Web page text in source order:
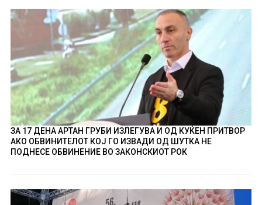
ЗА 17 ДЕНА АРТАН ГРУБИ ИЗЛЕГУВА И ОД КУЌЕН ПРИТВОР
АКО ОБВИНИТЕЛОТ КОЈ ГО ИЗВАДИ ОД ШУТКА НЕ
ПОДНЕСЕ ОБВИНЕНИЕ ВО ЗАКОНСКИОТ РОК